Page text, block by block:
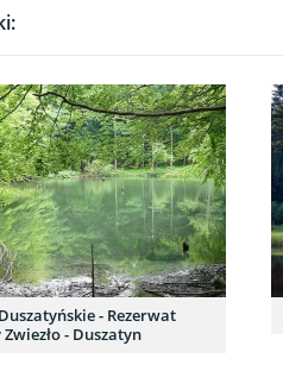
- Rezerwat
- Duszatyn